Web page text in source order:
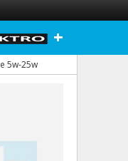
+
5w-25w